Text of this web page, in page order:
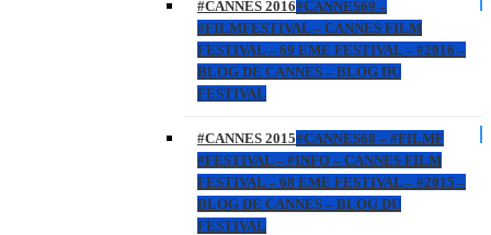
#CANNES 2016#CANNES69 –
#FILMFESTIVAL – CANNES FILM
FESTIVAL – 69 EME FESTIVAL – #2016 –
BLOG DE CANNES – BLOG DU
FESTIVAL
#CANNES 2015#CANNES68 – #FILMF
#FESTIVAL – #INFO – CANNES FILM
FESTIVAL – 68 EME FESTIVAL – #2015 –
BLOG DE CANNES – BLOG DU
FESTIVAL